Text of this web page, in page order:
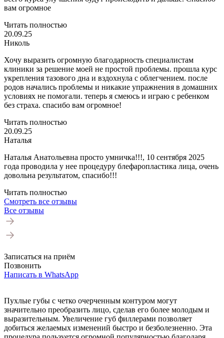
вам огромное
Читать полностью
20.09.25
Николь
Хочу выразить огромную благодарность специалистам
клиники за решение моей не простой проблемы. прошла курс
укрепления тазового дна и вздохнула с облегчением. после
родов начались проблемы и никакие упражнения в домашних
условиях не помогали. теперь я смеюсь и играю с ребенком
без страха. спасибо вам огромное!
Читать полностью
20.09.25
Наталья
Наталья Анатольевна просто умничка!!!, 10 сентября 2025
года проводила у нее процедуру блефаропластика лица, очень
довольна результатом, спасибо!!!
Читать полностью
Смотреть все отзывы
Все отзывы
Записаться на приём
Позвонить
Написать в WhatsApp
Пухлые губы с четко очерченным контуром могут
значительно преобразить лицо, сделав его более молодым и
выразительным. Увеличение губ филлерами позволяет
добиться желаемых изменений быстро и безболезненно. Эта